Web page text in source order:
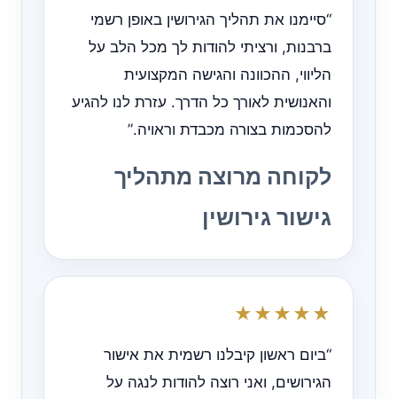
“סיימנו את תהליך הגירושין באופן רשמי
ברבנות, ורציתי להודות לך מכל הלב על
הליווי, ההכוונה והגישה המקצועית
והאנושית לאורך כל הדרך. עזרת לנו להגיע
להסכמות בצורה מכבדת וראויה.”
לקוחה מרוצה מתהליך
גישור גירושין
★★★★★
“ביום ראשון קיבלנו רשמית את אישור
הגירושים, ואני רוצה להודות לנגה על